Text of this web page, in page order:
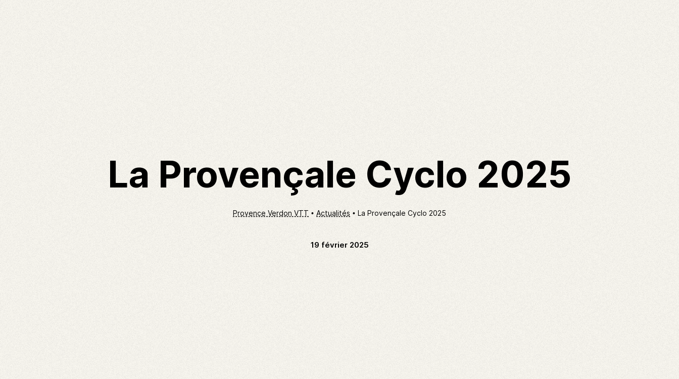
La Provençale Cyclo 2025
Provence Verdon VTT Actualités La Provençale Cyclo 2025
19 février 2025